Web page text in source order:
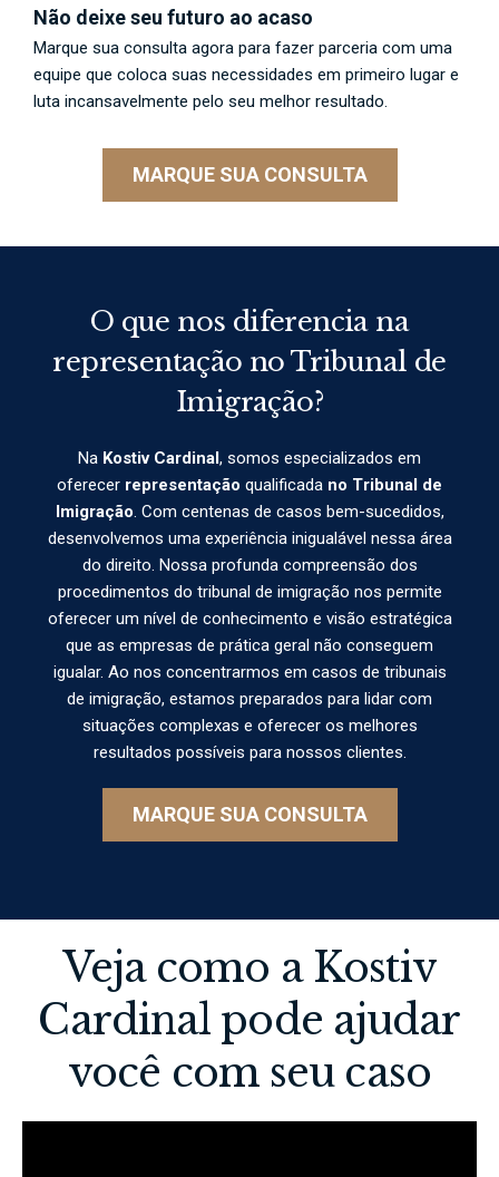
Não deixe seu futuro ao acaso
Marque sua consulta agora para fazer parceria com uma
equipe que coloca suas necessidades em primeiro lugar e
luta incansavelmente pelo seu melhor resultado.
MARQUE SUA CONSULTA
O que nos diferencia na
representação no Tribunal de
Imigração?
Na Kostiv Cardinal, somos especializados em
oferecer representação qualificada no Tribunal de
Imigração. Com centenas de casos bem-sucedidos,
desenvolvemos uma experiência inigualável nessa área
do direito. Nossa profunda compreensão dos
procedimentos do tribunal de imigração nos permite
oferecer um nível de conhecimento e visão estratégica
que as empresas de prática geral não conseguem
igualar. Ao nos concentrarmos em casos de tribunais
de imigração, estamos preparados para lidar com
situações complexas e oferecer os melhores
resultados possíveis para nossos clientes.
MARQUE SUA CONSULTA
Veja como a Kostiv
Cardinal pode ajudar
você com seu caso